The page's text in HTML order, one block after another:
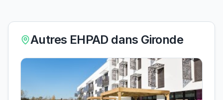
Autres EHPAD dans Gironde